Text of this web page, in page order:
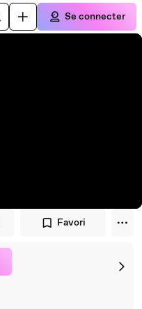
Se connecter
Favori